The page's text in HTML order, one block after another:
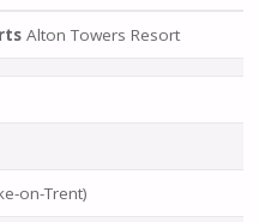
Alton Towers Resort
on-Trent)